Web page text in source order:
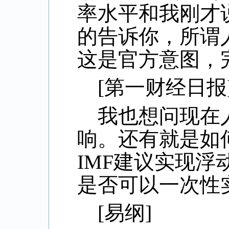
率水平和我刚才
的告诉你，所谓
这是官方意图，
[第一财经日报
我也想问现在
响。还有就是如
IMF建议实现浮
是否可以一次性
[易纲]